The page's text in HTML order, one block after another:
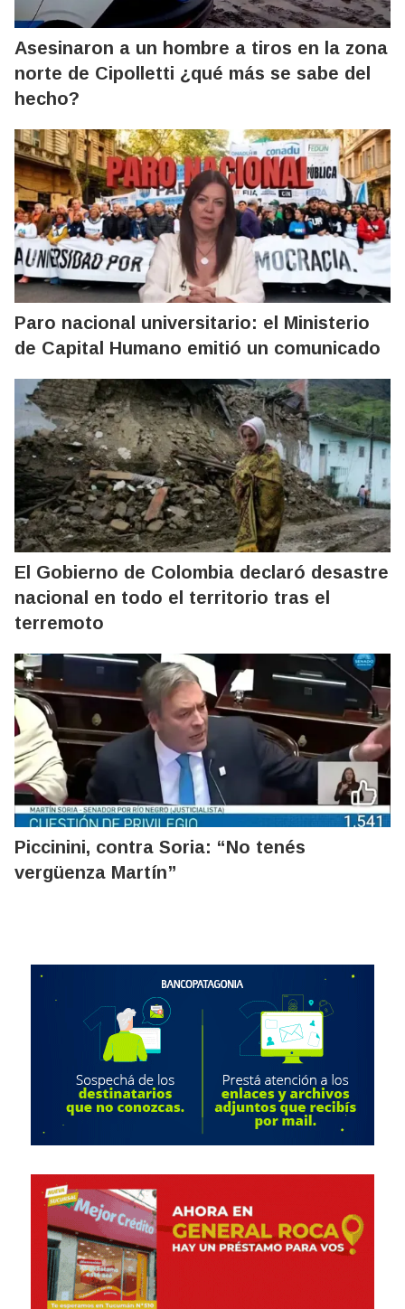
Asesinaron a un hombre a tiros en la zona
norte de Cipolletti ¿qué más se sabe del
hecho?
Paro nacional universitario: el Ministerio
de Capital Humano emitió un comunicado
El Gobierno de Colombia declaró desastre
nacional en todo el territorio tras el
terremoto
Piccinini, contra Soria: “No tenés
vergüenza Martín”